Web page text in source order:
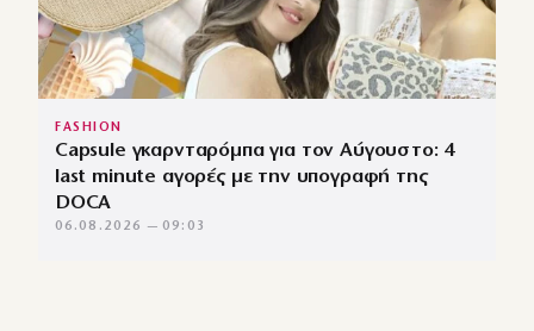
FASHION
Capsule γκαρνταρόμπα για τον Αύγουστο: 4
last minute αγορές με την υπογραφή της
DOCA
06.08.2026 — 09:03